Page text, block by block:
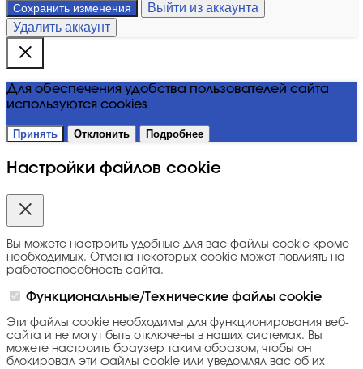
Сохранить изменения
Выйти из аккаунта
Удалить аккаунт
Для обеспечения удобства пользователей сайта
используются cookies
Принять Отклонить Подробнее
Настройки файлов cookie
Вы можете настроить удобные для вас файлы cookie кроме
необходимых. Отмена некоторых cookie может повлиять на
работоспособность сайта.
Функциональные/Технические файлы cookie
Эти файлы cookie необходимы для функционирования веб-
сайта и не могут быть отключены в наших системах. Вы
можете настроить браузер таким образом, чтобы он
блокировал эти файлы cookie или уведомлял вас об их